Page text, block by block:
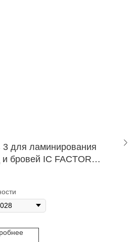
3 для ламинирования
и бровей IC FACTORY